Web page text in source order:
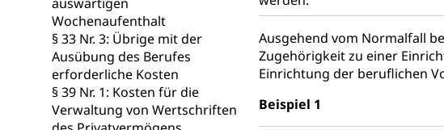
Wochenaufenthalt
§ 33 Nr. 3: Übrige mit der
Ausübung des Berufes
erforderliche Kosten
§ 39 Nr. 1: Kosten für die
Verwaltung von Wertschriften
Ausgehend vom Normalfall
Zugehörigkeit zu einer
Einrichtung der beruflichen
Beispiel 1
fossile Energie, erneuerbare
Grundbuch
Grundbucheintrag,